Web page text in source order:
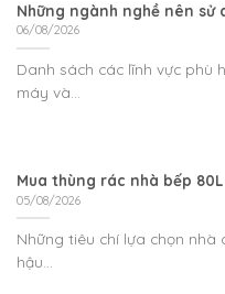
Những ngành nghề nên sử
06/08/2026
Danh sách các lĩnh vực phù
máy và...
Mua thùng rác nhà bếp
05/08/2026
Những tiêu chí lựa chọn
hậu...